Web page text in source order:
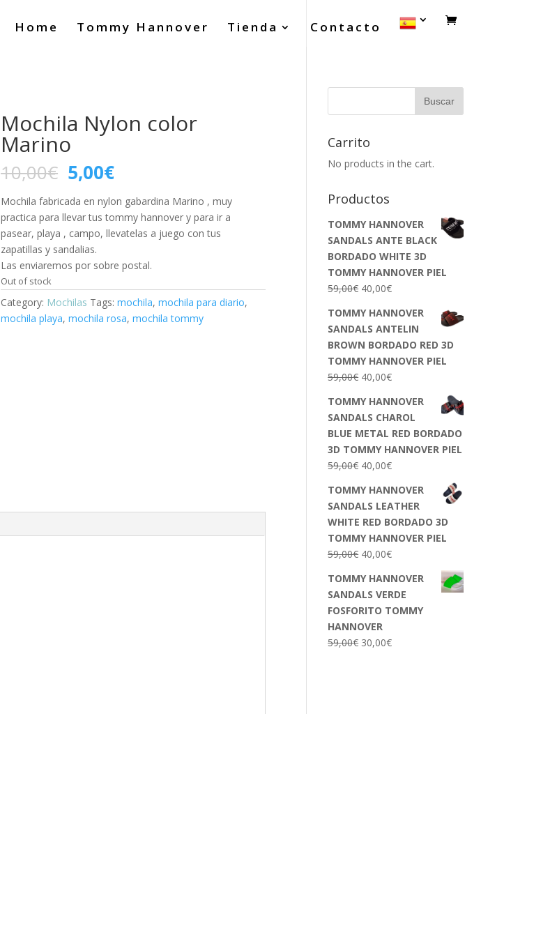
Home Tommy Hannover Tienda Contacto
Mochila Nylon color
Marino
10,00€ 5,00€
Mochila fabricada en nylon gabardina Marino , muy
practica para llevar tus tommy hannover y para ir a
pasear, playa , campo, llevatelas a juego con tus
zapatillas y sandalias.
Las enviaremos por sobre postal.
Out of stock
Category: Mochilas Tags:mochila,mochila para diario,
mochila playa,mochila rosa,mochila tommy
Carrito
No products in the cart.
Productos
TOMMY HANNOVER
SANDALS ANTE BLACK
BORDADO WHITE 3D
TOMMY HANNOVER PIEL
59,00€ 40,00€
TOMMY HANNOVER
SANDALS ANTELIN
BROWN BORDADO RED 3D
TOMMY HANNOVER PIEL
59,00€ 40,00€
TOMMY HANNOVER
SANDALS CHAROL
BLUE METAL RED BORDADO
3D TOMMY HANNOVER PIEL
59,00€ 40,00€
TOMMY HANNOVER
SANDALS LEATHER
WHITE RED BORDADO 3D
TOMMY HANNOVER PIEL
59,00€ 40,00€
TOMMY HANNOVER
SANDALS VERDE
FOSFORITO TOMMY
HANNOVER
59,00€ 30,00€